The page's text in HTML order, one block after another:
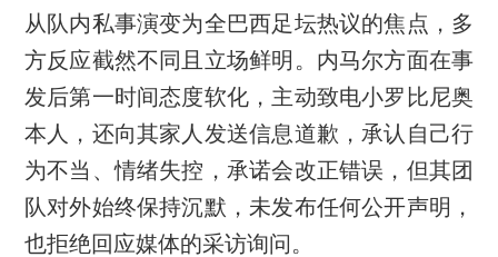
从队内私事演变为全巴西足坛热议的焦点，多
方反应截然不同且立场鲜明。内马尔方面在事
发后第一时间态度软化，主动致电小罗比尼奥
本人，还向其家人发送信息道歉，承认自己行
为不当、情绪失控，承诺会改正错误，但其团
队对外始终保持沉默，未发布任何公开声明，
也拒绝回应媒体的采访询问。